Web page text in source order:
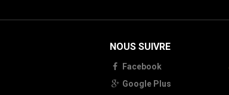
NOUS SUIVRE
Facebook
Google Plus